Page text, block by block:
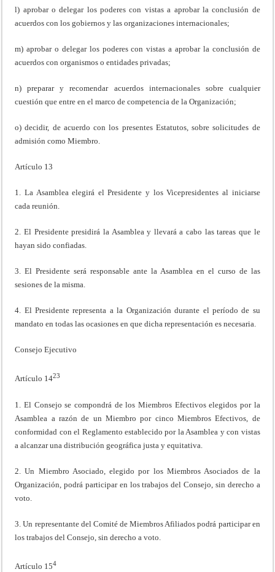
l) aprobar o delegar los poderes con vistas a aprobar la conclusión de
acuerdos con los gobiernos y las organizaciones internacionales;
m) aprobar o delegar los poderes con vistas a aprobar la conclusión de
acuerdos con organismos o entidades privadas;
n) preparar y recomendar acuerdos internacionales sobre cualquier
cuestión que entre en el marco de competencia de la Organización;
o) decidir, de acuerdo con los presentes Estatutos, sobre solicitudes de
admisión como Miembro.
Artículo 13
1. La Asamblea elegirá el Presidente y los Vicepresidentes al iniciarse
cada reunión.
2. El Presidente presidirá la Asamblea y llevará a cabo las tareas que le
hayan sido confiadas.
3. El Presidente será responsable ante la Asamblea en el curso de las
sesiones de la misma.
4. El Presidente representa a la Organización durante el período de su
mandato en todas las ocasiones en que dicha representación es necesaria.
Consejo Ejecutivo
Artículo 1423
1. El Consejo se compondrá de los Miembros Efectivos elegidos por la
Asamblea a razón de un Miembro por cinco Miembros Efectivos, de
conformidad con el Reglamento establecido por la Asamblea y con vistas
a alcanzar una distribución geográfica justa y equitativa.
2. Un Miembro Asociado, elegido por los Miembros Asociados de la
Organización, podrá participar en los trabajos del Consejo, sin derecho a
voto.
3. Un representante del Comité de Miembros Afiliados podrá participar en
los trabajos del Consejo, sin derecho a voto.
Artículo 154